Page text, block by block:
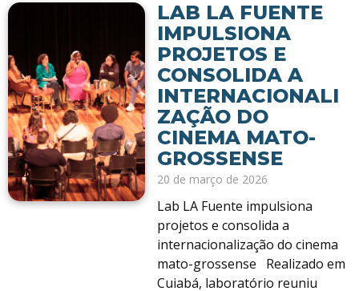
LAB LA FUENTE
IMPULSIONA
PROJETOS E
CONSOLIDA A
INTERNACIONALI
ZAÇÃO DO
CINEMA MATO-
GROSSENSE
20 de março de 2026
Lab LA Fuente impulsiona
projetos e consolida a
internacionalização do cinema
mato-grossense Realizado em
Cuiabá, laboratório reuniu